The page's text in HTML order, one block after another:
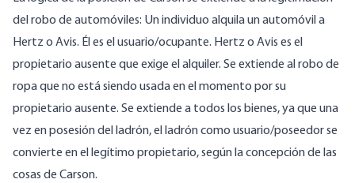
del robo de automóviles: Un individuo alquila un automóvil a
Hertz o Avis. Él es el usuario/ocupante. Hertz o Avis es el
propietario ausente que exige el alquiler. Se extiende al robo de
ropa que no está siendo usada en el momento por su
propietario ausente. Se extiende a todos los bienes, ya que una
vez en posesión del ladrón, el ladrón como usuario/poseedor se
convierte en el legítimo propietario, según la concepción de las
cosas de Carson.